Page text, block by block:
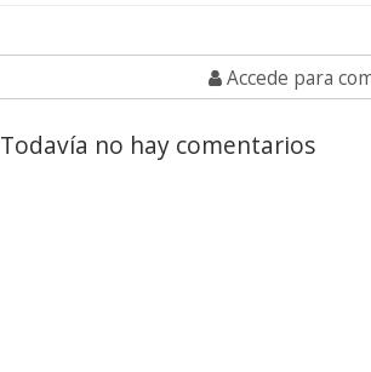
Accede para
Todavía no hay comentarios